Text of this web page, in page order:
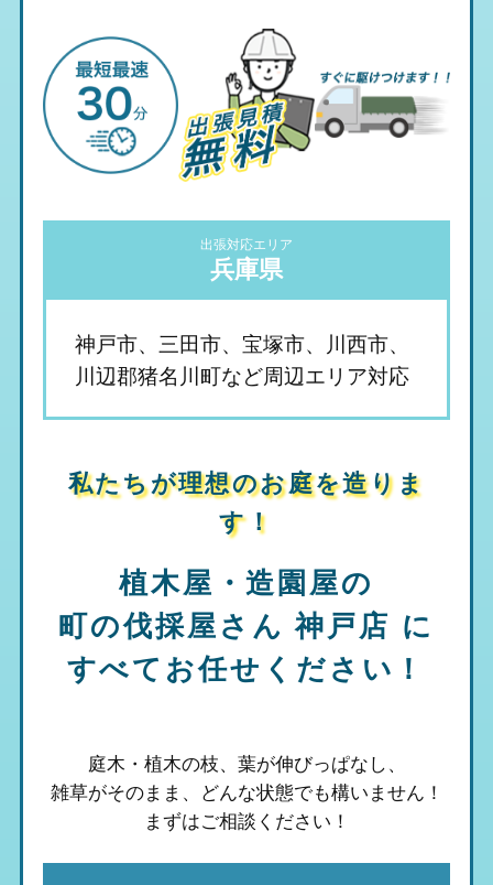
出張対応エリア
兵庫県
神戸市、三田市、宝塚市、川西市、
川辺郡猪名川町など周辺エリア対応
私たちが理想のお庭を造りま
す！
植木屋・造園屋の
町の伐採屋さん 神戸店 に
すべてお任せください！
庭木・植木の枝、葉が伸びっぱなし、
雑草がそのまま、 どんな状態でも構いません！
まずはご相談ください！